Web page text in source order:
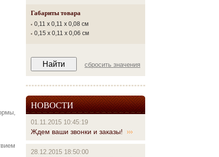
Габариты товара
0,11 x 0,11 x 0,08 см
0,15 x 0,11 x 0,06 см
сбросить значения
НОВОСТИ
01.11.2015 10:45:19
Ждем ваши звонки и заказы!
28.12.2015 18:50:00